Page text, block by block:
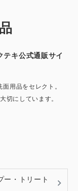
キ公式通販サイ
用品をセレクト。
切にしています。
ー・トリート